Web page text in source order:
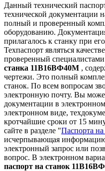
Данный технический
технической
полный и проверенный
оборудованию.
прилагалось к станку при
Техпаспорт являться
проверенный
станка 11В16ВФ40М ,
чертежи. Это полный
станок. По всем вопросам
электронную почту. Вы
документации в
электронном виде,
кротчайшие сроки от 15
сайте в разделе "Паспорта на
исчерпывающая
электронный запрос или
вопрос. В электронном
паспорт на станок